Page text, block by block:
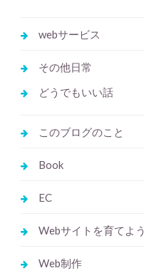
webサービス
その他日常
どうでもいい話
このブログのこと
Book
EC
Webサイトを育てよう
Web制作